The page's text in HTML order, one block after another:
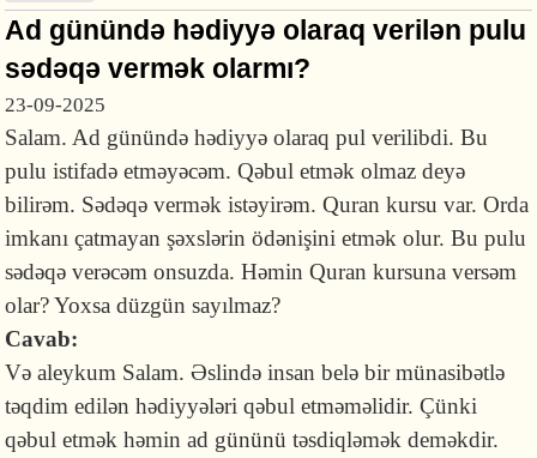
Ad günündə hədiyyə olaraq verilən pulu
sədəqə vermək olarmı?
23-09-2025
Salam. Ad günündə hədiyyə olaraq pul verilibdi. Bu
pulu istifadə etməyəcəm. Qəbul etmək olmaz deyə
bilirəm. Sədəqə vermək istəyirəm. Quran kursu var. Orda
imkanı çatmayan şəxslərin ödənişini etmək olur. Bu pulu
sədəqə verəcəm onsuzda. Həmin Quran kursuna versəm
olar? Yoxsa düzgün sayılmaz?
Cavab:
Və aleykum Salam. Əslində insan belə bir münasibətlə
təqdim edilən hədiyyələri qəbul etməməlidir. Çünki
qəbul etmək həmin ad gününü təsdiqləmək deməkdir.